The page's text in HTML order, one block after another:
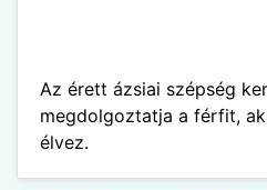
Az érett ázsiai szépség
megdolgoztatja a férfit,
élvez.